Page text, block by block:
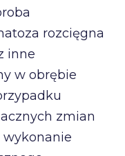
rozcięgna
inne
w obrębie
zmian
wykonanie